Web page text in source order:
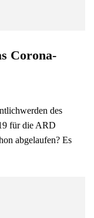
Corona-
des
für die ARD
abgelaufen? Es